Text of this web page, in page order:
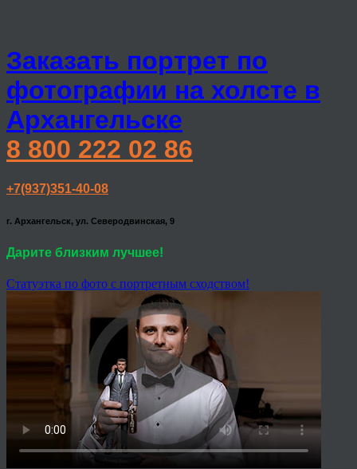
Заказать портрет по
фотографии на холсте в
Архангельске
8 800 222 02 86
+7(937)351-40-08
г. Архангельск, ул. Северодвинская, 9
Дарите близким лучшее!
Статуэтка по фото с портретным сходством!